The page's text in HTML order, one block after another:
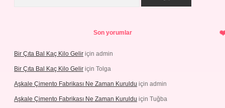
Son yorumlar
Bir Çıta Bal Kaç Kilo Gelir için admin
Bir Çıta Bal Kaç Kilo Gelir için Tolga
Aşkale Çimento Fabrikası Ne Zaman Kuruldu için admin
Aşkale Çimento Fabrikası Ne Zaman Kuruldu için Tuğba